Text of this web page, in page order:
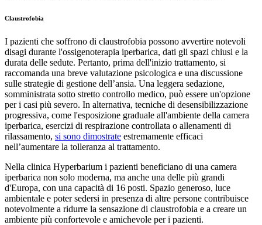
Claustrofobia
I pazienti che soffrono di claustrofobia possono avvertire notevoli
disagi durante l'ossigenoterapia iperbarica, dati gli spazi chiusi e la
durata delle sedute. Pertanto, prima dell'inizio trattamento, si
raccomanda una breve valutazione psicologica e una discussione
sulle strategie di gestione dell’ansia. Una leggera sedazione,
somministrata sotto stretto controllo medico, può essere un'opzione
per i casi più severo. In alternativa, tecniche di desensibilizzazione
progressiva, come l'esposizione graduale all'ambiente della camera
iperbarica, esercizi di respirazione controllata o allenamenti di
rilassamento, si sono dimostrate estremamente efficaci
nell’aumentare la tolleranza al trattamento.
Nella clinica Hyperbarium i pazienti beneficiano di una camera
iperbarica non solo moderna, ma anche una delle più grandi
d'Europa, con una capacità di 16 posti. Spazio generoso, luce
ambientale e poter sedersi in presenza di altre persone contribuisce
notevolmente a ridurre la sensazione di claustrofobia e a creare un
ambiente più confortevole e amichevole per i pazienti.